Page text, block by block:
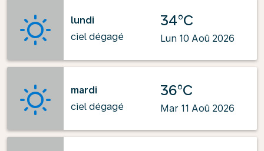
lundi
ciel dégagé
34°C
Lun 10 Aoû 2026
mardi
ciel dégagé
36°C
Mar 11 Aoû 2026